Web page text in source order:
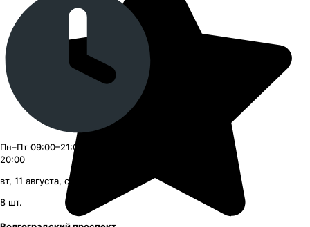
Пн–Пт 09:00–21:00, Сб–Вс 09:00–
20:00
вт, 11 августа, с 09:00
8 шт.